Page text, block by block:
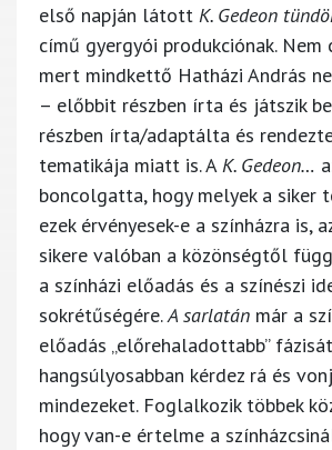
első napján látott K. Gedeon
című gyergyói produkciónak. Nem
mert mindkettő Hatházi András
– előbbit részben írta és játszik
részben írta/adaptálta és
tematikája miatt is. A K. Gedeon…
boncolgatta, hogy melyek a siker
ezek érvényesek-e a színházra is,
sikere valóban a közönségtől
a színházi előadás és a színészi
sokrétűségére.A sarlatán már a
előadás „előrehaladottabb”
hangsúlyosabban kérdez rá és
mindezeket. Foglalkozik többek
hogy van-e értelme a